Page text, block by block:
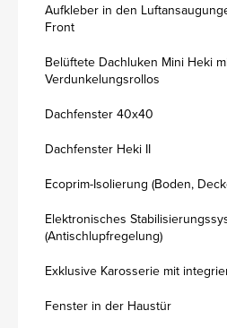
Aufkleber in den
Front
Belüftete Dachluken Mini Heki
Verdunkelungsrollos
Dachfenster 40x40
Dachfenster Heki II
Ecoprim-Isolierung (Boden,
Elektronisches
(Antischlupfregelung)
Exklusive Karosserie mit
Fenster in der Haustür